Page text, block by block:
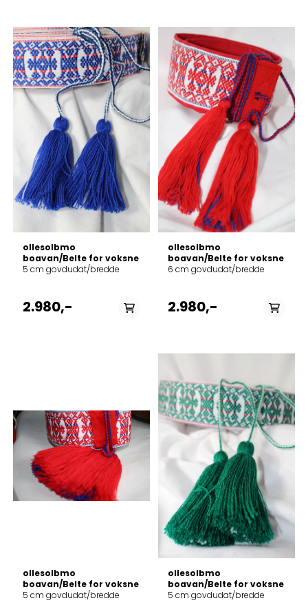
ollesolbmo
boavan/Belte for voksne
5 cm govdudat/bredde
2.980,-
ollesolbmo
boavan/Belte for voksne
6 cm govdudat/bredde
2.980,-
ollesolbmo
boavan/Belte for voksne
5 cm govdudat/bredde
På lager i
74-90 cm, 91-104 cm,
105-120 cm, 121-135 cm
ollesolbmo
boavan/Belte for voksne
5 cm govdudat/bredde
På lager i
74-90 cm, 91-104 cm,
105-120 cm, 121-135 cm
105-120 cm, 121-135 cm
På lager i
74-90 cm, 91-104 cm,
105-120 cm, 121-135 cm